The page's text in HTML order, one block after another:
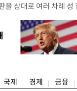
을 상대로 여러 차례
구계에 따르면 국회의 한
년 국제심판 10여 명에게
축구협회는 외국인 심판
수십만원에서 많게는
국제 경제 금융